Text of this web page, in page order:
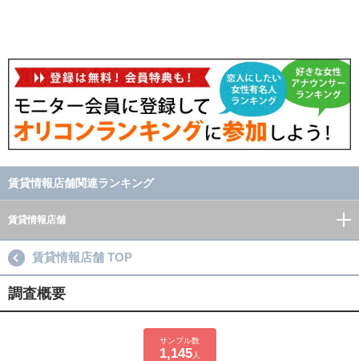
賃貸情報店舗関連ランキング
賃貸情報店舗
賃貸情報店舗 TOP
調査概要
サンプル数
1,145人